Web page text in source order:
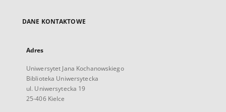
DANE KONTAKTOWE
Adres
Uniwersytet Jana Kochanowskiego
Biblioteka Uniwersytecka
ul. Uniwersytecka 19
25-406 Kielce